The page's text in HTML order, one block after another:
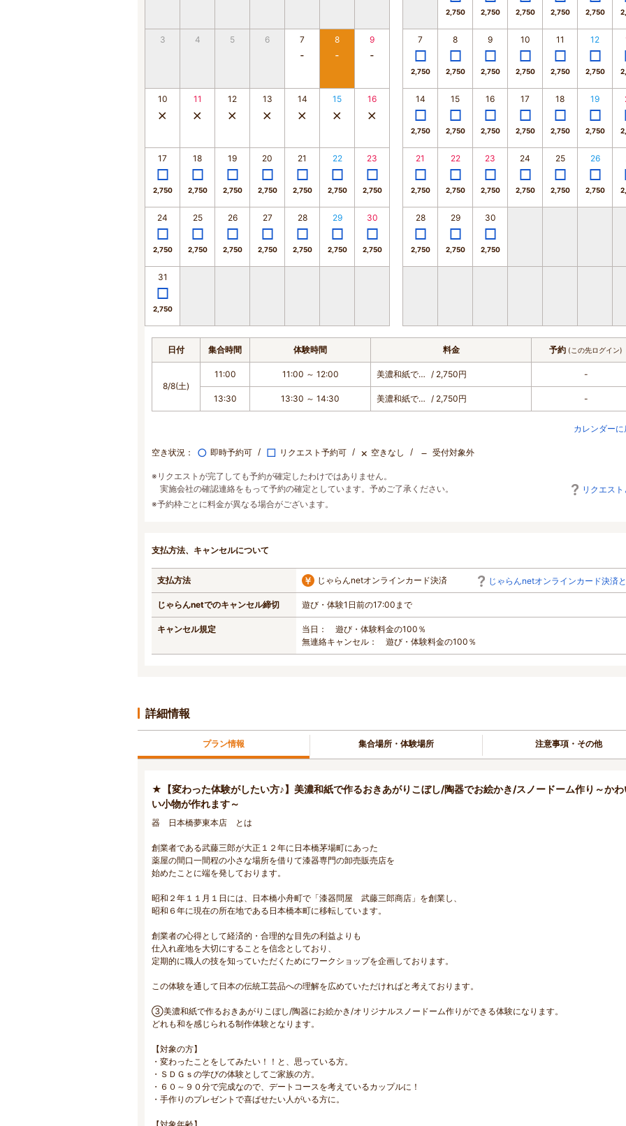
3 4 5 6 7 8 9
10 11 12 13 14 15 16
17
2,750
18
2,750
19
2,750
20
2,750
21
2,750
22
2,750
23
2,750
24
2,750
25
2,750
26
2,750
27
2,750
28
2,750
29
2,750
30
2,750
31
2,750
2,750 2,750 2,750 2,750 2,750
7
2,750
8
2,750
9
2,750
10
2,750
11
2,750
12
2,750
14
2,750
15
2,750
16
2,750
17
2,750
18
2,750
19
2,750
21
2,750
22
2,750
23
2,750
24
2,750
25
2,750
26
2,750
28
2,750
29
2,750
30
2,750
日付 集合時間 体験時間 料金 予約 (この先ログイン)
8/8(土)
11:00 11:00 ～ 12:00 美濃和紙で作るおきあがりこぼし / 2,750円 -
13:30 13:30 ～ 14:30 美濃和紙で作るおきあがりこぼし / 2,750円 -
カレンダーに
空き状況： ○ 即時予約可 □ リクエスト予約可 × 空きなし － 受付対象外
※リクエストが完了しても予約が確定したわけではありません。
実施会社の確認連絡をもって予約の確定としています。予めご了承ください。
リクエス
※予約枠ごとに料金が異なる場合がございます。
支払方法、キャンセルについて
支払方法 じゃらんnetオンラインカード決済 じゃらんnetオンラインカード決済
じゃらんnetでのキャンセル締切 遊び・体験1日前の17:00まで
キャンセル規定
当日： 遊び・体験料金の100％
無連絡キャンセル： 遊び・体験料金の100％
詳細情報
プラン情報 集合場所・体験場所 注意事項・その他
★【変わった体験がしたい方♪】美濃和紙で作るおきあがりこぼし/陶器でお絵かき/スノードーム作り～かわ
い小物が作れます～
器 日本橋夢東本店 とは
創業者である武藤三郎が大正１２年に日本橋茅場町にあった
薬屋の間口一間程の小さな場所を借りて漆器専門の卸売販売店を
始めたことに端を発しております。
昭和２年１１月１日には、日本橋小舟町で「漆器問屋 武藤三郎商店」を創業し、
昭和６年に現在の所在地である日本橋本町に移転しています。
創業者の心得として経済的・合理的な目先の利益よりも
仕入れ産地を大切にすることを信念としており、
定期的に職人の技を知っていただくためにワークショップを企画しております。
この体験を通して日本の伝統工芸品への理解を広めていただければと考えております。
③美濃和紙で作るおきあがりこぼし/陶器にお絵かき/オリジナルスノードーム作りができる体験になります。
どれも和を感じられる制作体験となります。
【対象の方】
・変わったことをしてみたい！！と、思っている方。
・ＳＤＧｓの学びの体験としてご家族の方。
・６０～９０分で完成なので、デートコースを考えているカップルに！
・手作りのプレゼントで喜ばせたい人がいる方に。